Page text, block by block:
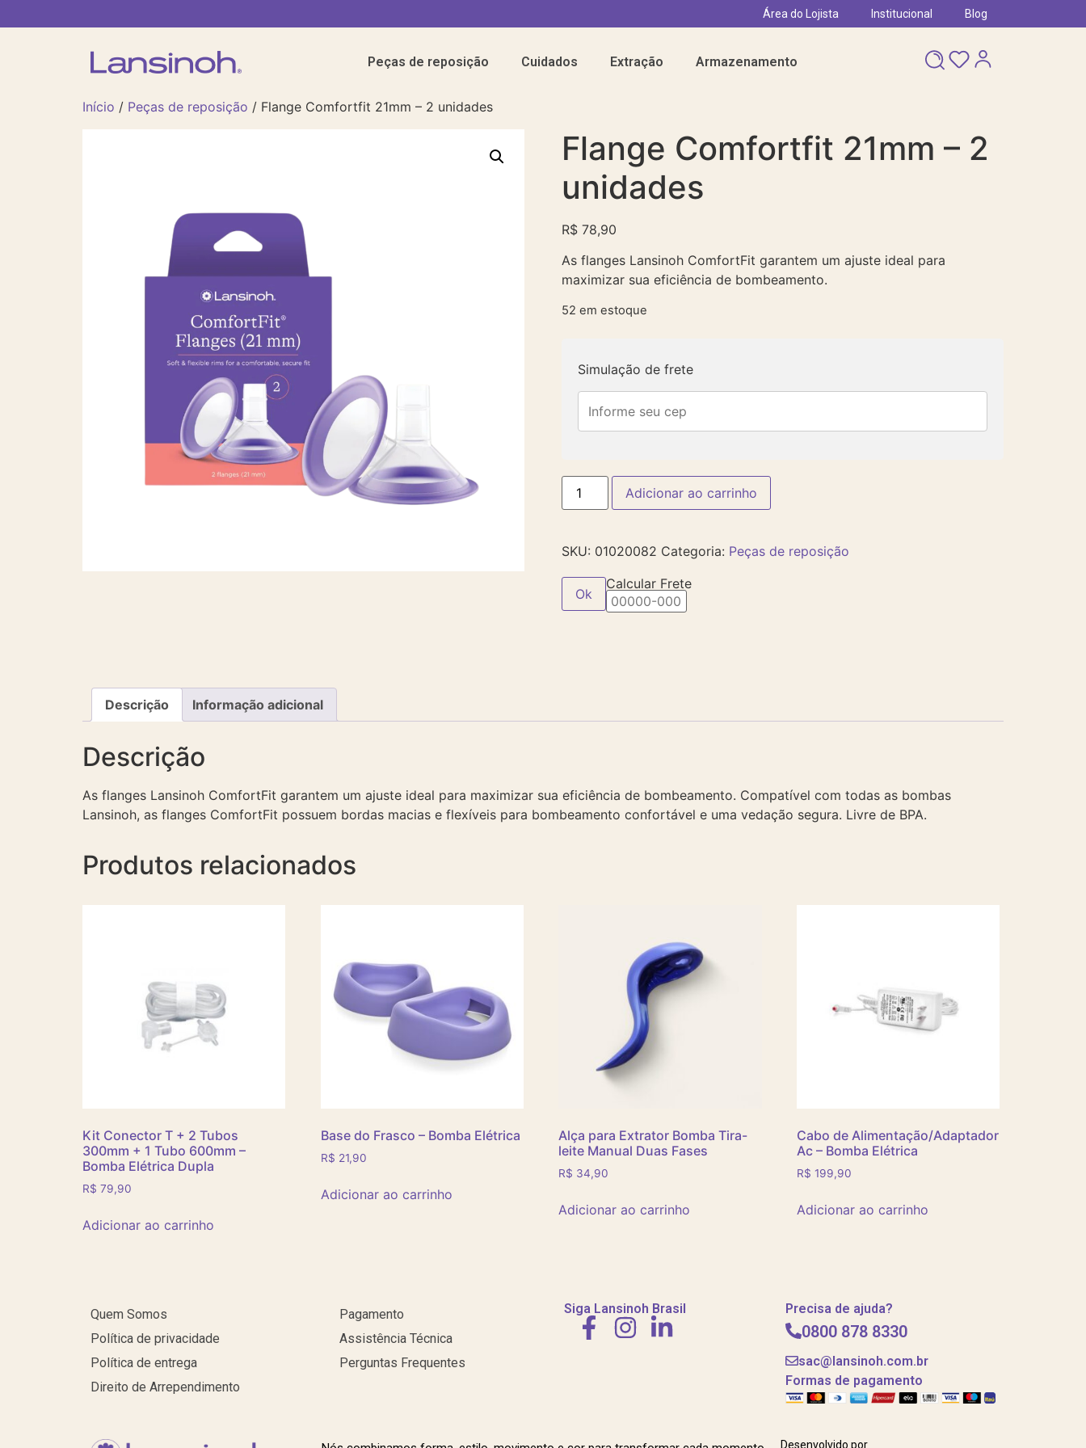
Área do Lojista Institucional Blog
Peças de reposição Cuidados Extração Armazenamento
Início / Peças de reposição / Flange Comfortfit 21mm – 2 unidades
Flange Comfortfit 21mm – 2
unidades
R$78,90
As flanges Lansinoh ComfortFit garantem um ajuste ideal para
maximizar sua eficiência de bombeamento.
52 em estoque
Simulação de frete
Adicionar ao carrinho
SKU: 01020082 Categoria: Peças de reposição
Calcular Frete
Ok
Descrição Informação adicional
Descrição
As flanges Lansinoh ComfortFit garantem um ajuste ideal para maximizar sua eficiência de bombeamento. Compatível com todas as bombas
Lansinoh, as flanges ComfortFit possuem bordas macias e flexíveis para bombeamento confortável e uma vedação segura. Livre de BPA.
Produtos relacionados
Kit Conector T + 2 Tubos
300mm + 1 Tubo 600mm –
Bomba Elétrica Dupla
R$ 79,90
Adicionar ao carrinho
Base do Frasco – Bomba Elétrica
R$ 21,90
Adicionar ao carrinho
Alça para Extrator Bomba Tira-
leite Manual Duas Fases
R$ 34,90
Adicionar ao carrinho
Cabo de Alimentação/Adaptador
Ac – Bomba Elétrica
R$ 199,90
Adicionar ao carrinho
Quem Somos
Política de privacidade
Política de entrega
Direito de Arrependimento
Pagamento
Assistência Técnica
Perguntas Frequentes
Siga Lansinoh Brasil Precisa de ajuda?
0800 878 8330
sac@lansinoh.com.br
Formas de pagamento
Desenvolvido por